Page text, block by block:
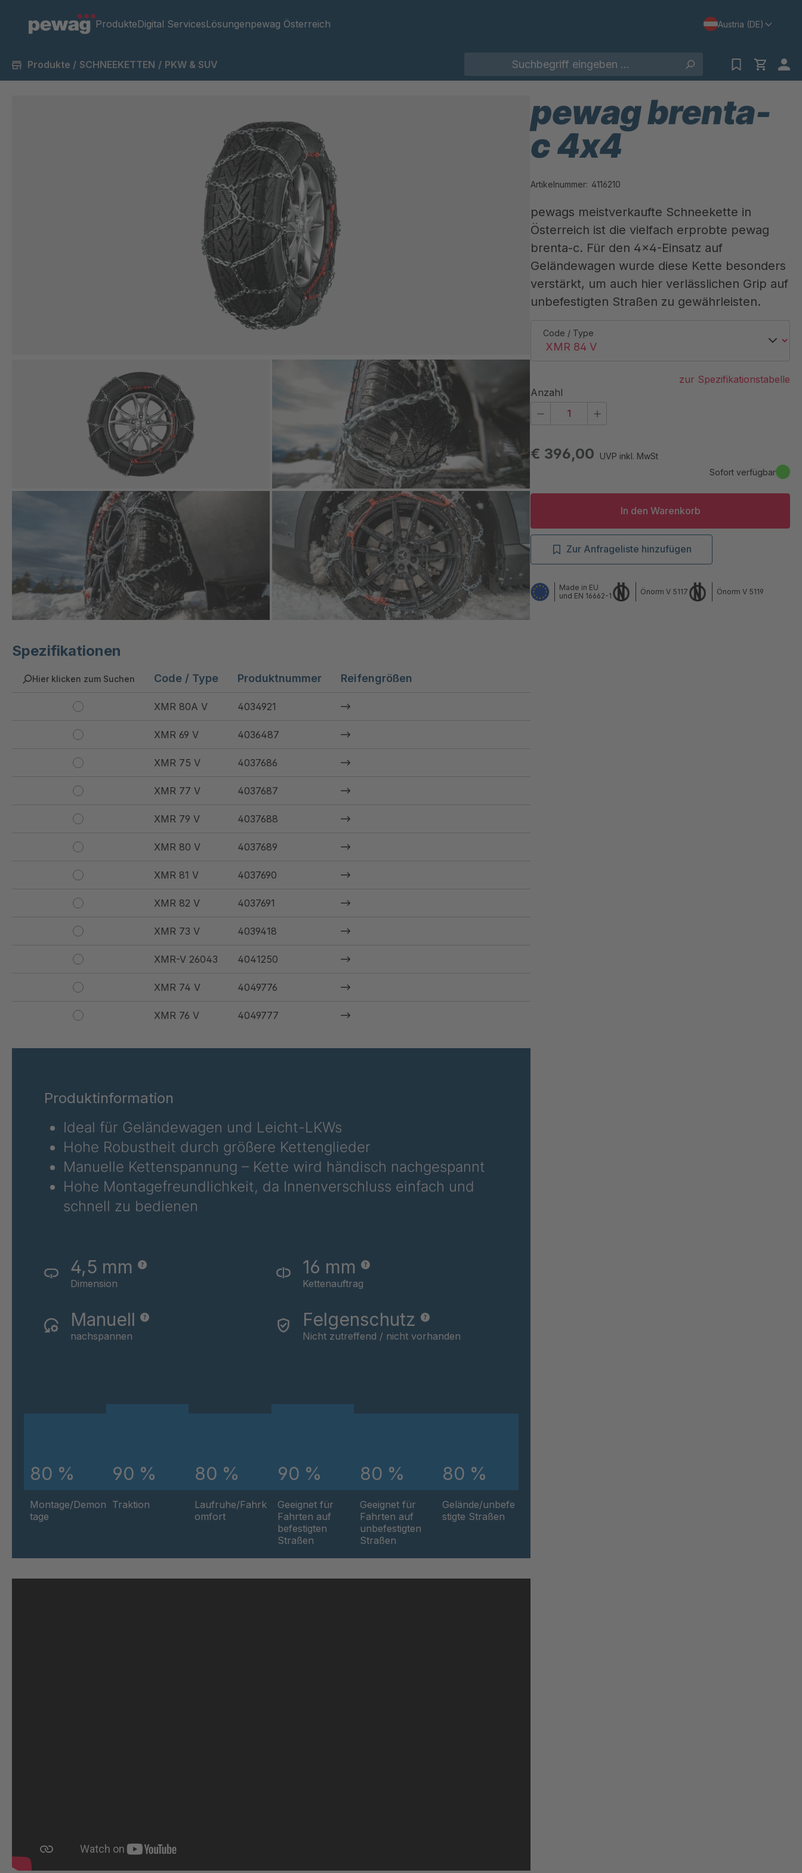
ProdukteDigital ServicesLösungenpewag Österreich Austria (DE)
Produkte / SCHNEEKETTEN / PKW & SUV
Spezifikationen
Hier klicken zum Suchen Code / Type Produktnummer Reifengrößen
XMR 80A V 4034921
XMR 69 V 4036487
XMR 75 V 4037686
XMR 77 V 4037687
XMR 79 V 4037688
XMR 80 V 4037689
XMR 81 V 4037690
XMR 82 V 4037691
XMR 73 V 4039418
XMR-V 26043 4041250
XMR 74 V 4049776
XMR 76 V 4049777
Produktinformation
Ideal für Geländewagen und Leicht-LKWs
Hohe Robustheit durch größere Kettenglieder
Manuelle Kettenspannung – Kette wird händisch nachgespannt
Hohe Montagefreundlichkeit, da Innenverschluss einfach und
schnell zu bedienen
4,5 mm
Dimension
16 mm
Kettenauftrag
Manuell
nachspannen
Felgenschutz
Nicht zutreffend / nicht vorhanden
80 %
Montage/Demon
tage
90 %
Traktion
80 %
Laufruhe/Fahrk
omfort
90 %
Geeignet für
Fahrten auf
befestigten
Straßen
80 %
Geeignet für
Fahrten auf
unbefestigten
Straßen
80 %
Gelände/unbefe
stigte Straßen
pewag brenta-
c 4x4
Artikelnummer: 4116210
pewags meistverkaufte Schneekette in
Österreich ist die vielfach erprobte pewag
brenta-c. Für den 4x4-Einsatz auf
Geländewagen wurde diese Kette besonders
verstärkt, um auch hier verlässlichen Grip auf
unbefestigten Straßen zu gewährleisten.
€ 396,00
UVP inkl. MwSt
Sofort verfügbar
Code / Type
zur Spezifikationstabelle
Anzahl
In den Warenkorb
Zur Anfrageliste hinzufügen
Made in EU
und EN 16662-1
Önorm V 5117 Önorm V 5119